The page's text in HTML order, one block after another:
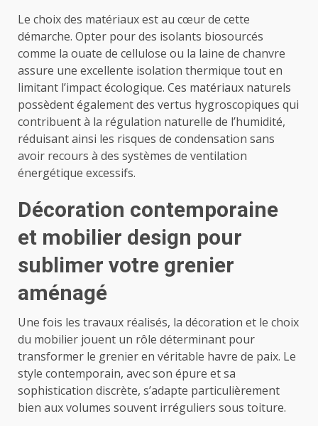
Le choix des matériaux est au cœur de cette
démarche. Opter pour des isolants biosourcés
comme la ouate de cellulose ou la laine de chanvre
assure une excellente isolation thermique tout en
limitant l’impact écologique. Ces matériaux naturels
possèdent également des vertus hygroscopiques qui
contribuent à la régulation naturelle de l’humidité,
réduisant ainsi les risques de condensation sans
avoir recours à des systèmes de ventilation
énergétique excessifs.
Décoration contemporaine
et mobilier design pour
sublimer votre grenier
aménagé
Une fois les travaux réalisés, la décoration et le choix
du mobilier jouent un rôle déterminant pour
transformer le grenier en véritable havre de paix. Le
style contemporain, avec son épure et sa
sophistication discrète, s’adapte particulièrement
bien aux volumes souvent irréguliers sous toiture.